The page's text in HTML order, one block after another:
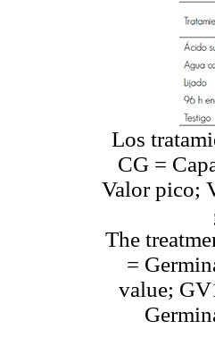
Los
CG =
Valor pico;
The
=
value;